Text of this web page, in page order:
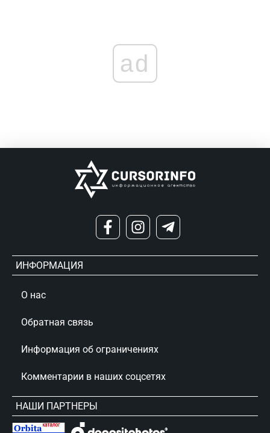
ad
ИНФОРМАЦИЯ
О нас
Обратная связь
Информация об ограничениях
Комментарии в наших соцсетях
НАШИ ПАРТНЕРЫ